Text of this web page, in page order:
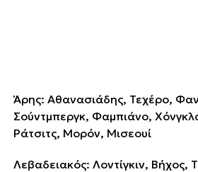
Άρης: Αθανασιάδης, Τεχέρο,
Σούντμπεργκ, Φαμπιάνο,
Ράτσιτς, Μορόν, Μισεουί
Λεβαδειακός: Λοντίγκιν, Βήχος,